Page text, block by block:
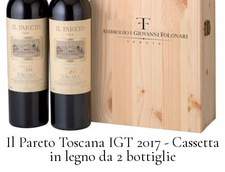
Il Pareto Toscana IGT 2017 - Cassetta
in legno da 2 bottiglie